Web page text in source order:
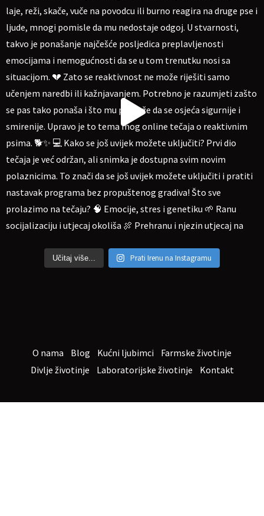
Učitaj više... Prati Irenu na Instagramu
O nama Blog Kućni ljubimci
Farmske životinje
Divlje životinje
Laboratorijske životinje Kontakt